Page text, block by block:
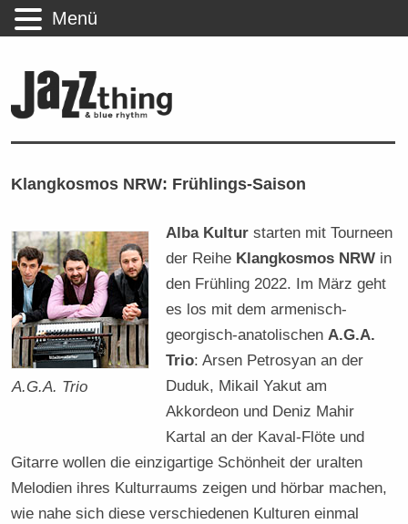
Klangkosmos NRW: Frühlings-Saison
A.G.A. Trio
Alba Kultur starten mit Tourneen
der Reihe Klangkosmos NRW in
den Frühling 2022. Im März geht
es los mit dem armenisch-
georgisch-anatolischen A.G.A.
Trio: Arsen Petrosyan an der
Duduk, Mikail Yakut am
Akkordeon und Deniz Mahir
Kartal an der Kaval-Flöte und
Gitarre wollen die einzigartige Schönheit der uralten
Melodien ihres Kulturraums zeigen und hörbar machen,
wie nahe sich diese verschiedenen Kulturen einmal
Menü